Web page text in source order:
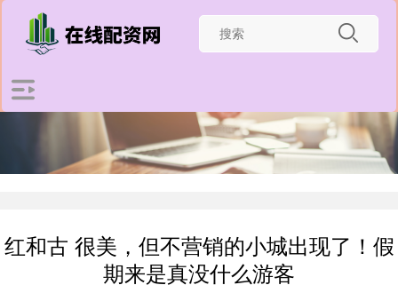
红和古 很美，但不营销的小城出现了！假
期来是真没什么游客